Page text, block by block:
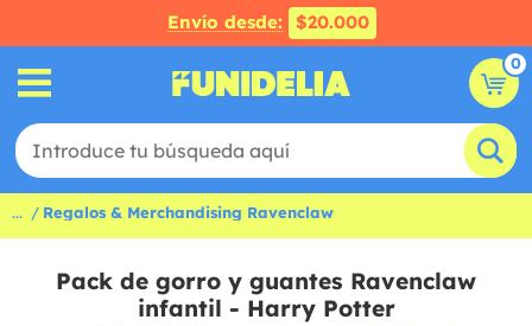
Envío desde: $20.000
0
... Regalos & Merchandising Ravenclaw
Pack de gorro y guantes Ravenclaw
infantil - Harry Potter